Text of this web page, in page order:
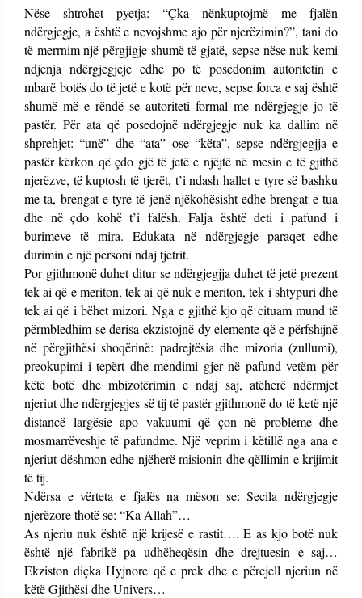
Nëse shtrohet pyetja: “Çka nënkuptojmë me fjalën
ndërgjegje, a është e nevojshme ajo për njerëzimin?”, tani do
të merrnim një përgjigje shumë të gjatë, sepse nëse nuk kemi
ndjenja ndërgjegjeje edhe po të posedonim autoritetin e
mbarë botës do të jetë e kotë për neve, sepse forca e saj është
shumë më e rëndë se autoriteti formal me ndërgjegje jo të
pastër. Për ata që posedojnë ndërgjegje nuk ka dallim në
shprehjet: “unë” dhe “ata” ose “këta”, sepse ndërgjegjja e
pastër kërkon që çdo gjë të jetë e njëjtë në mesin e të gjithë
njerëzve, të kuptosh të tjerët, t’i ndash hallet e tyre së bashku
me ta, brengat e tyre të jenë njëkohësisht edhe brengat e tua
dhe në çdo kohë t’i falësh. Falja është deti i pafund i
burimeve të mira. Edukata në ndërgjegje paraqet edhe
durimin e një personi ndaj tjetrit.
Por gjithmonë duhet ditur se ndërgjegjja duhet të jetë prezent
tek ai që e meriton, tek ai që nuk e meriton, tek i shtypuri dhe
tek ai që i bëhet mizori. Nga e gjithë kjo që cituam mund të
përmbledhim se derisa ekzistojnë dy elemente që e përfshijnë
në përgjithësi shoqërinë: padrejtësia dhe mizoria (zullumi),
preokupimi i tepërt dhe mendimi gjer në pafund vetëm për
këtë botë dhe mbizotërimin e ndaj saj, atëherë ndërmjet
njeriut dhe ndërgjegjes së tij të pastër gjithmonë do të ketë një
distancë largësie apo vakuumi që çon në probleme dhe
mosmarrëveshje të pafundme. Një veprim i këtillë nga ana e
njeriut dëshmon edhe njëherë misionin dhe qëllimin e krijimit
të tij.
Ndërsa e vërteta e fjalës na mëson se: Secila ndërgjegje
njerëzore thotë se: “Ka Allah”…
As njeriu nuk është një krijesë e rastit…. E as kjo botë nuk
është një fabrikë pa udhëheqësin dhe drejtuesin e saj…
Ekziston diçka Hyjnore që e prek dhe e përcjell njeriun në
këtë Gjithësi dhe Univers…